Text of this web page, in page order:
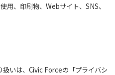
用、印刷物、Webサイト、SNS、
扱いは、Civic Forceの「プライバシ